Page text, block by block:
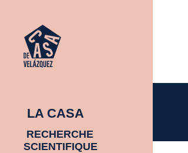
LA CASA
RECHERCHE
SCIENTIFIQUE